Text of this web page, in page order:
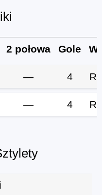
2 połowa Gole
— 4
— 4